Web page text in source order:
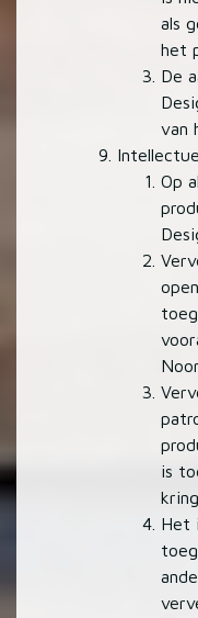
als
het
De
van
Op
is
kring.
Het